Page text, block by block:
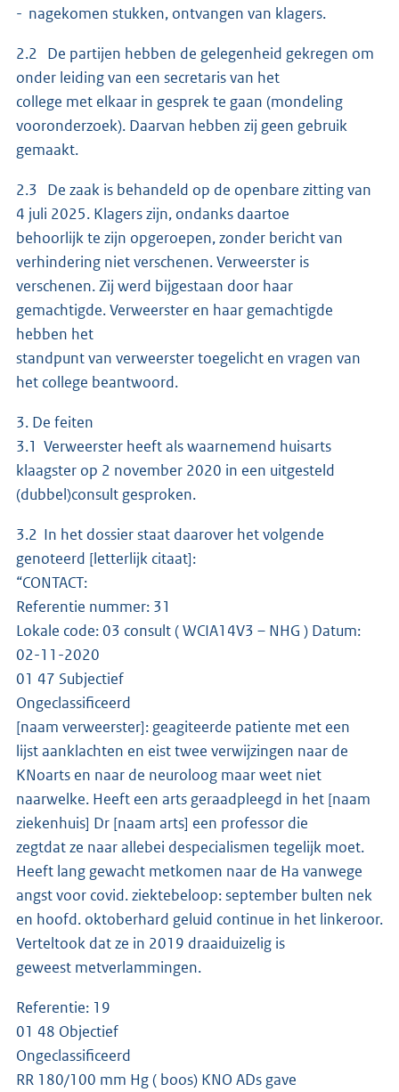
- nagekomen stukken, ontvangen van klagers.
2.2 De partijen hebben de gelegenheid gekregen om
onder leiding van een secretaris van het
college met elkaar in gesprek te gaan (mondeling
vooronderzoek). Daarvan hebben zij geen gebruik
gemaakt.
2.3 De zaak is behandeld op de openbare zitting van
4 juli 2025. Klagers zijn, ondanks daartoe
behoorlijk te zijn opgeroepen, zonder bericht van
verhindering niet verschenen. Verweerster is
verschenen. Zij werd bijgestaan door haar
gemachtigde. Verweerster en haar gemachtigde
hebben het
standpunt van verweerster toegelicht en vragen van
het college beantwoord.
3. De feiten
3.1 Verweerster heeft als waarnemend huisarts
klaagster op 2 november 2020 in een uitgesteld
(dubbel)consult gesproken.
3.2 In het dossier staat daarover het volgende
genoteerd [letterlijk citaat]:
“CONTACT:
Referentie nummer: 31
Lokale code: 03 consult ( WCIA14V3 – NHG ) Datum:
02-11-2020
01 47 Subjectief
Ongeclassificeerd
[naam verweerster]: geagiteerde patiente met een
lijst aanklachten en eist twee verwijzingen naar de
KNoarts en naar de neuroloog maar weet niet
naarwelke. Heeft een arts geraadpleegd in het [naam
ziekenhuis] Dr [naam arts] een professor die
zegtdat ze naar allebei despecialismen tegelijk moet.
Heeft lang gewacht metkomen naar de Ha vanwege
angst voor covid. ziektebeloop: september bulten nek
en hoofd. oktoberhard geluid continue in het linkeroor.
Verteltook dat ze in 2019 draaiduizelig is
geweest metverlammingen.
Referentie: 19
01 48 Objectief
Ongeclassificeerd
RR 180/100 mm Hg ( boos) KNO ADs gave